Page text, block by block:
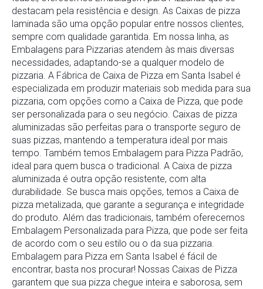
destacam pela resistência e design. As Caixas de pizza
laminada são uma opção popular entre nossos clientes,
sempre com qualidade garantida. Em nossa linha, as
Embalagens para Pizzarias atendem às mais diversas
necessidades, adaptando-se a qualquer modelo de
pizzaria. A Fábrica de Caixa de Pizza em Santa Isabel é
especializada em produzir materiais sob medida para sua
pizzaria, com opções como a Caixa de Pizza, que pode
ser personalizada para o seu negócio. Caixas de pizza
aluminizadas são perfeitas para o transporte seguro de
suas pizzas, mantendo a temperatura ideal por mais
tempo. Também temos Embalagem para Pizza Padrão,
ideal para quem busca o tradicional. A Caixa de pizza
aluminizada é outra opção resistente, com alta
durabilidade. Se busca mais opções, temos a Caixa de
pizza metalizada, que garante a segurança e integridade
do produto. Além das tradicionais, também oferecemos
Embalagem Personalizada para Pizza, que pode ser feita
de acordo com o seu estilo ou o da sua pizzaria.
Embalagem para Pizza em Santa Isabel é fácil de
encontrar, basta nos procurar! Nossas Caixas de Pizza
garantem que sua pizza chegue inteira e saborosa, sem